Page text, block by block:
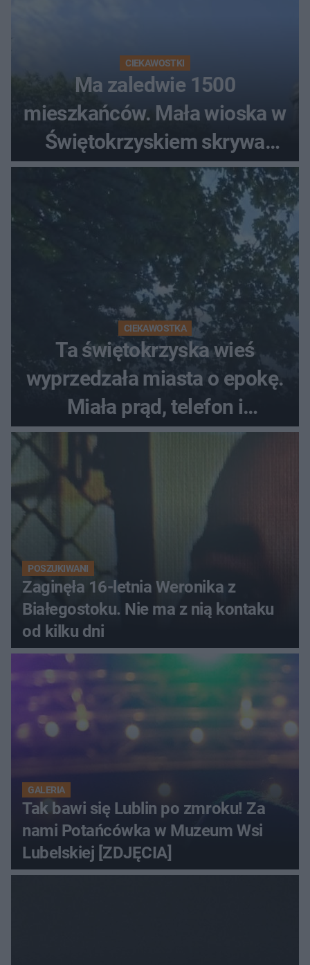
CIEKAWOSTKI
Ma zaledwie 1500
mieszkańców. Mała wioska w
Świętokrzyskiem skrywa
zabytki, bywał tu nawet król
CIEKAWOSTKA
Ta świętokrzyska wieś
wyprzedzała miasta o epokę.
Miała prąd, telefon i
luksusowe auto
POSZUKIWANI
Zaginęła 16-letnia Weronika z
Białegostoku. Nie ma z nią kontaku
od kilku dni
GALERIA
Tak bawi się Lublin po zmroku! Za
nami Potańcówka w Muzeum Wsi
Lubelskiej [ZDJĘCIA]